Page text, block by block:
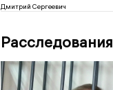
Дмитрий Сергеевич
Расследования